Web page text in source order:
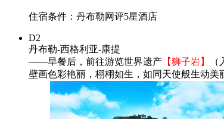
住宿条件：丹布勒网评5星酒店
D2
丹布勒-西格利亚-康提
——早餐后，前往游览世界遗产 【狮子岩】
壁画色彩艳丽，栩栩如生，如同天使般生动美